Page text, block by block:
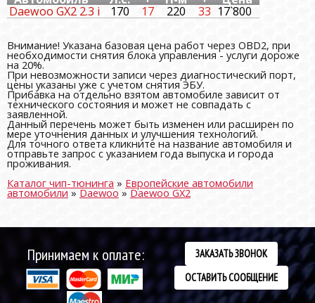
Daewoo GX2 2.3 i 170 17 220 33 17`800
Внимание! Указана базовая цена работ через OBD2, при
необходимости снятия блока управления - услуги дороже
на 20%.
При невозможности записи через диагностический порт,
цены указаны уже с учетом снятия ЭБУ.
Прибавка на отдельно взятом автомобиле зависит от
технического состояния и может не совпадать с
заявленной.
Данный перечень может быть изменен или расширен по
мере уточнения данных и улучшения технологий.
Для точного ответа кликните на название автомобиля и
отправьте запрос с указанием года выпуска и города
проживания.
Каталог чип-тюнинга » Европейские автомобили
автомобили»Daewoo »Daewoo GX2
Принимаем к оплате:
ЗАКАЗАТЬ ЗВОНОК
ОСТАВИТЬ СООБЩЕНИЕ